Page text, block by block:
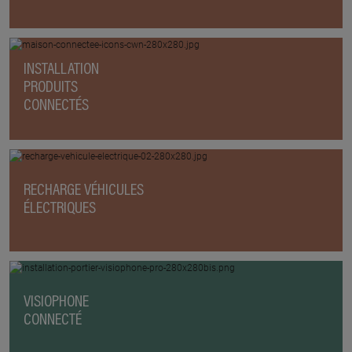
INSTALLATION
PRODUITS
CONNECTÉS
RECHARGE VÉHICULES
ÉLECTRIQUES
VISIOPHONE
CONNECTÉ